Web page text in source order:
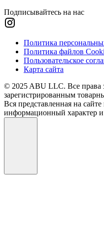
Подписывайтесь на нас
Политика
Политика файлов
Пользовательское
Карта сайта
© 2025 ABU LLC. Все права
зарегистрированным
Вся представленная на
информационный характер и